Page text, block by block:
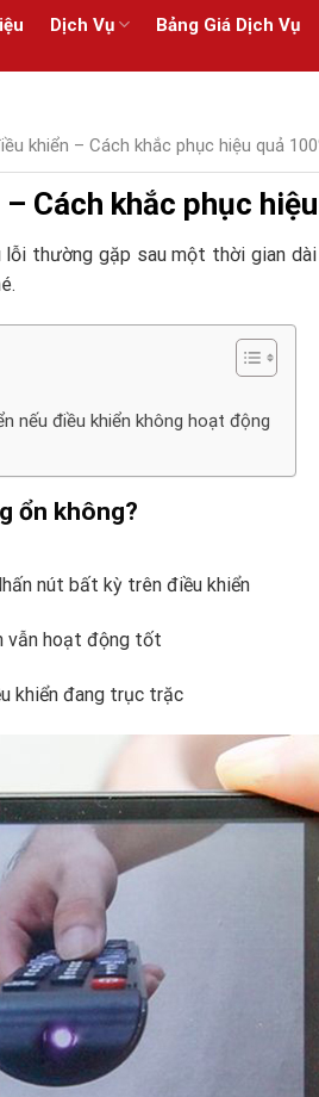
Dịch Vụ Bảng Giá Dịch Vụ
khiển – Cách khắc phục hiệu quả
Cách khắc phục
thường gặp sau một thời gian
nếu điều khiển không hoạt động
ổn không?
nút bất kỳ trên điều khiển
vẫn hoạt động tốt
khiển đang trục trặc